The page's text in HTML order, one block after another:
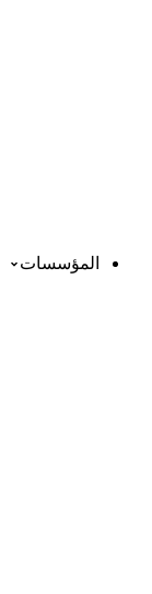
المؤسسات